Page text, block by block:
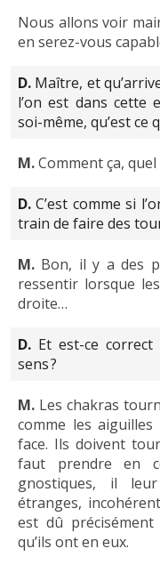
Nous allons voir
en serez-vous
D. Maître, et
l’on est dans cette
soi-même, qu’est ce
M.Comment ça,
D. C’est comme si
train de faire des
M. Bon, il y a des
ressentir lorsque
droite…
D. Et est-ce
sens ?
M. Les chakras
comme les aiguilles
face. Ils doivent
faut prendre en
gnostiques, il
étranges,
est dû
qu’ils ont en eux.